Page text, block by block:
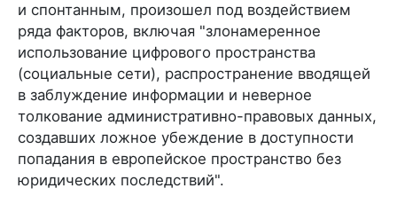
и спонтанным, произошел под воздействием
ряда факторов, включая "злонамеренное
использование цифрового пространства
(социальные сети), распространение вводящей
в заблуждение информации и неверное
толкование административно-правовых данных,
создавших ложное убеждение в доступности
попадания в европейское пространство без
юридических последствий".